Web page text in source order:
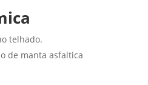
telhado.
de manta asfaltica